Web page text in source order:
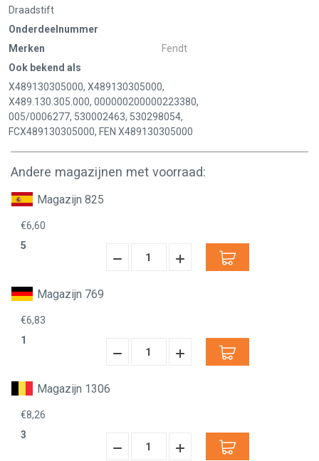
Draadstift
Onderdeelnummer
Merken
Fendt
Ook bekend als
X489130305000, X489130305000,
X489.130.305.000, 000000200000223380,
005/0006277, 530002463, 530298054,
FCX489130305000, FEN X489130305000
Andere magazijnen met voorraad:
Magazijn 825
€6,60
5
Hoeveelheid
Hoeveelheid
Magazijn 769
€6,83
1
Hoeveelheid
Hoeveelheid
Magazijn 1306
€8,26
3
Hoeveelheid
Hoeveelheid